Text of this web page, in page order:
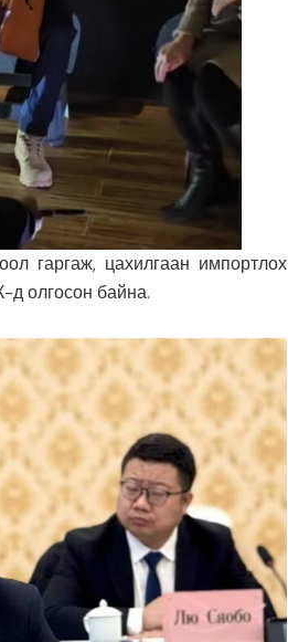
гаргаж, цахилгаан импортлох
д олгосон байна.